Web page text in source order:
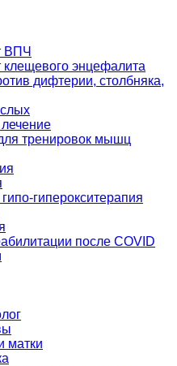
ВПЧ
клещевого энцефалита
дифтерии, столбняка,
тренировок мышц
гиперокситерапия
после СOVID
матки